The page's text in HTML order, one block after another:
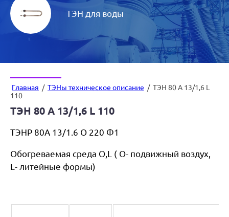
ТЭН для воды
Главная / ТЭНы техническое описание / ТЭН 80 А 13/1,6 L
110
ТЭН 80 А 13/1,6 L 110
ТЭНР 80А 13/1.6 О 220 Ф1
Обогреваемая среда O,L ( O- подвижный воздух,
L- литейные формы)